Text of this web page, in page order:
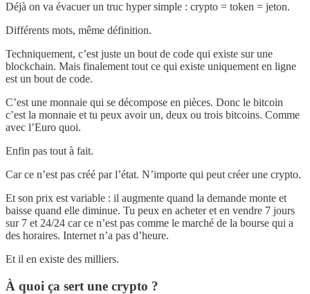
Déjà on va évacuer un truc hyper simple : crypto = token = jeton.
Différents mots, même définition.
Techniquement, c’est juste un bout de code qui existe sur une
blockchain. Mais finalement tout ce qui existe uniquement en ligne
est un bout de code.
C’est une monnaie qui se décompose en pièces. Donc le bitcoin
c’est la monnaie et tu peux avoir un, deux ou trois bitcoins. Comme
avec l’Euro quoi.
Enfin pas tout à fait.
Car ce n’est pas créé par l’état. N’importe qui peut créer une crypto.
Et son prix est variable : il augmente quand la demande monte et
baisse quand elle diminue. Tu peux en acheter et en vendre 7 jours
sur 7 et 24/24 car ce n’est pas comme le marché de la bourse qui a
des horaires. Internet n’a pas d’heure.
Et il en existe des milliers.
À quoi ça sert une crypto ?